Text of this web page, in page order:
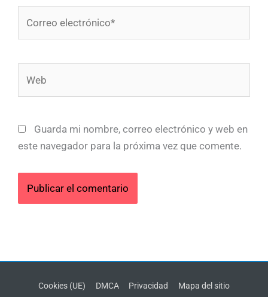
electrónico*
Guarda mi nombre, correo electrónico y web en
este navegador para la próxima vez que comente.
Cookies (UE) DMCA Privacidad Mapa del sitio